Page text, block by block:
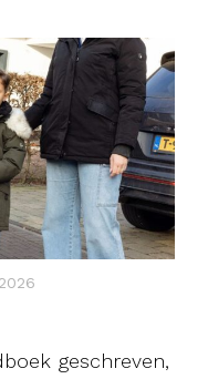
geschreven,